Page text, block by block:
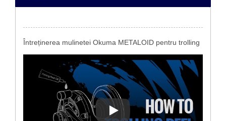
Întreținerea mulinetei Okuma METALOID pentru trolling
Întreținerea mulinetei Okuma